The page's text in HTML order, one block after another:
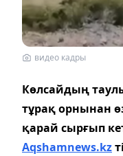
видео кадры
Көлсайдың
тұрақ орнынан
қарай сырғып
Aqshamnews.kz